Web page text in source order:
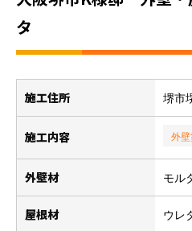
タ
施工住所 堺市
施工内容 外
外壁材 モル
屋根材 ウレ